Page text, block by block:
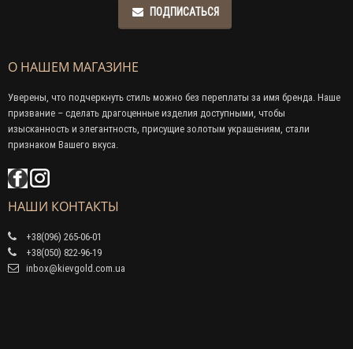
ПОДПИСАТЬСЯ
О НАШЕМ МАГАЗИНЕ
Уверены, что подчеркнуть стиль можно без переплаты за имя бренда. Наше
призвание – сделать драгоценные изделия доступными, чтобы
изысканность и элегантность, присущие золотым украшениям, стали
признаком Вашего вкуса.
НАШИ КОНТАКТЫ
+38(096) 265-06-01
+38(050) 822-96-19
inbox@kievgold.com.ua